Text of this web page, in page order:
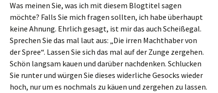
Was meinen Sie, was ich mit diesem Blogtitel sagen
möchte? Falls Sie mich fragen sollten, ich habe überhaupt
keine Ahnung. Ehrlich gesagt, ist mir das auch Scheißegal.
Sprechen Sie das mal laut aus: „Die irren Machthaber von
der Spree“. Lassen Sie sich das mal auf der Zunge zergehen.
Schön langsam kauen und darüber nachdenken. Schlucken
Sie runter und würgen Sie dieses widerliche Gesocks wieder
hoch, nur um es nochmals zu käuen und zergehen zu lassen.